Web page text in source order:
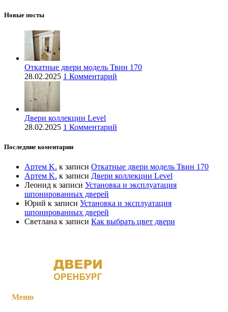
Новые посты
Откатные двери модель Твин 170
28.02.2025 1 Комментарий
Двери коллекции Level
28.02.2025 1 Комментарий
Последние коментарии
Артем K. к записи Откатные двери модель Твин 170
Артем K. к записи Двери коллекции Level
Леонид к записи Установка и эксплуатация
шпонированных дверей
Юрий к записи Установка и эксплуатация
шпонированных дверей
Светлана к записи Как выбрать цвет двери
Меню